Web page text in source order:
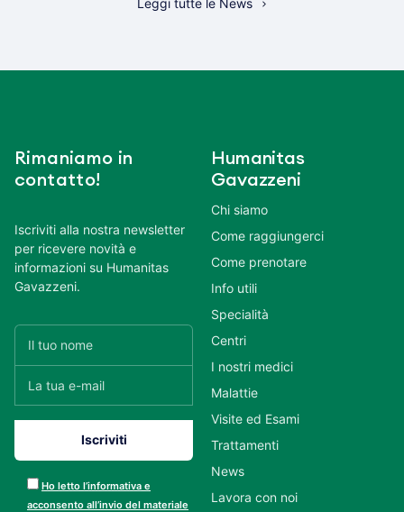
Rimaniamo in
contatto!
Iscriviti alla nostra newsletter
per ricevere novità e
informazioni su Humanitas
Gavazzeni.
Ho letto l’informativa e
acconsento all’invio del materiale
Humanitas
Gavazzeni
Chi siamo
Come raggiungerci
Come prenotare
Info utili
Specialità
Centri
I nostri medici
Malattie
Visite ed Esami
Trattamenti
News
Lavora con noi